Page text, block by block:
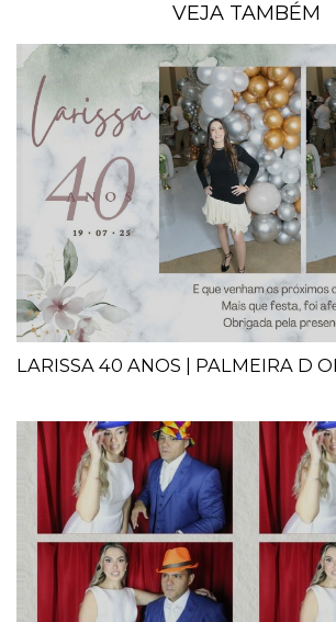
VEJA TAMBÉM
LARISSA 40 ANOS | PALMEIRA D